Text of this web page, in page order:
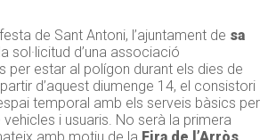
de Sant Antoni, l’ajuntament de sa
sol·licitud d’una associació
per estar al polígon durant els dies de
d’aquest diumenge 14, el consistori
temporal amb els serveis bàsics per
i usuaris. No serà la primera